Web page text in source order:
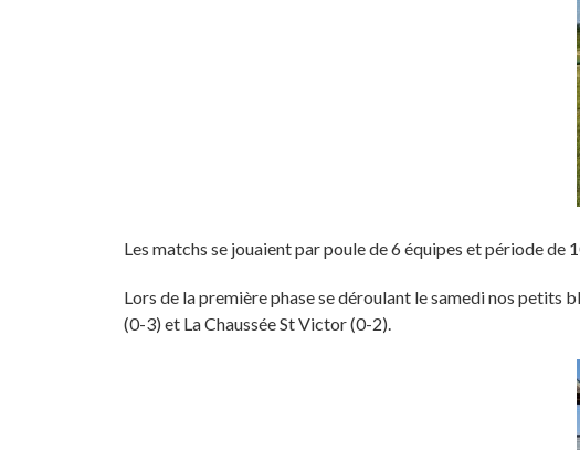
Les matchs se jouaient par poule de 6 équipes et période de
Lors de la première phase se déroulant le samedi nos
(0-3) et La Chaussée St Victor (0-2).